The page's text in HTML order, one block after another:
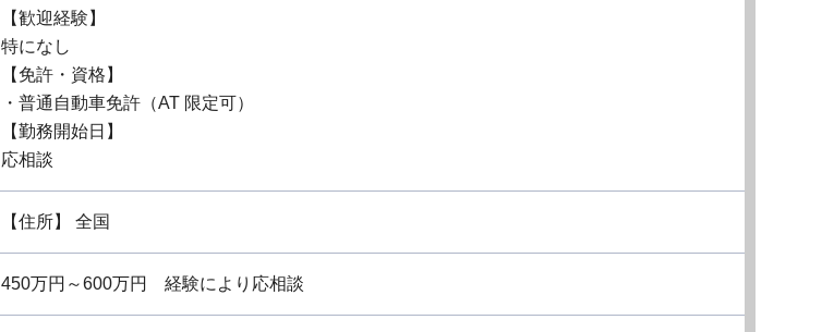
【歓迎経験】
特になし
【免許・資格】
・普通自動車免許（AT 限定可）
【勤務開始日】
応相談
【住所】 全国
450万円～600万円 経験により応相談